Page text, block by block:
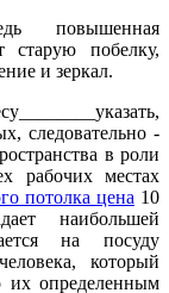
повышенная
старую побелку,
и зеркал.
следовательно -
в роли
рабочих местах
потолка цена 10
наибольшей
на посуду
который
их определенным